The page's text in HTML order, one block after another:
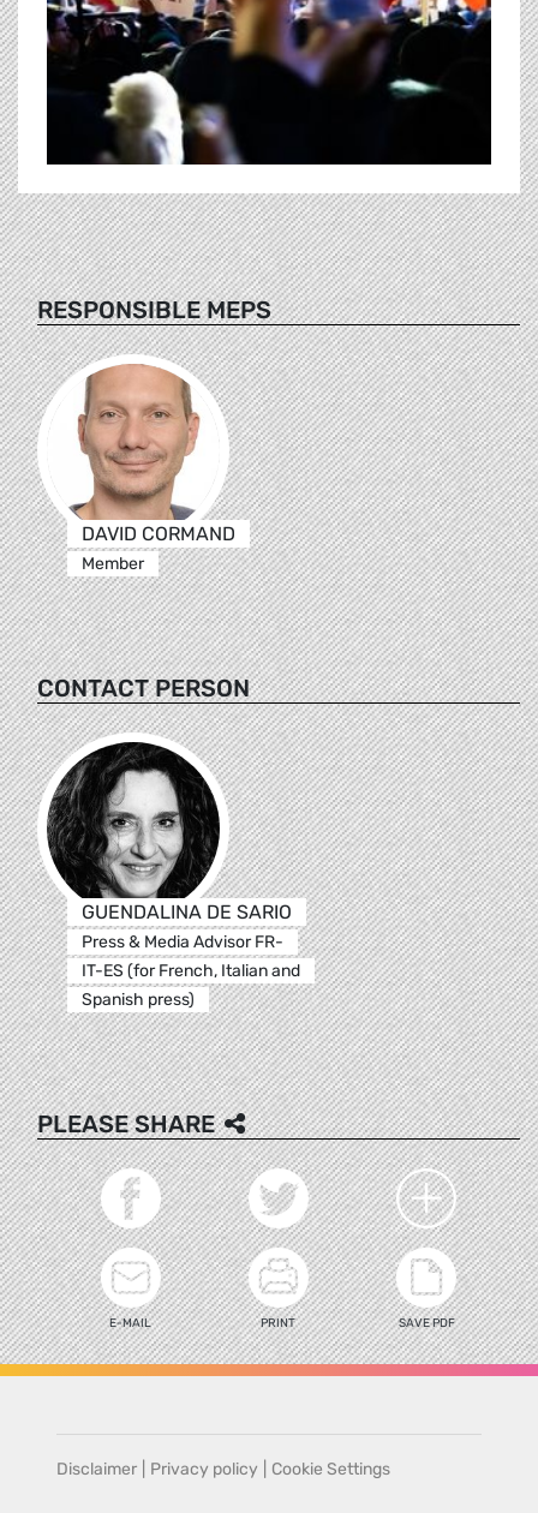
RESPONSIBLE MEPS
DAVID CORMAND
Member
CONTACT PERSON
GUENDALINA DE SARIO
Press & Media Advisor FR-
IT-ES (for French, Italian and
Spanish press)
PLEASE SHARE
E-MAIL PRINT SAVE PDF
Disclaimer Privacy policy Cookie Settings